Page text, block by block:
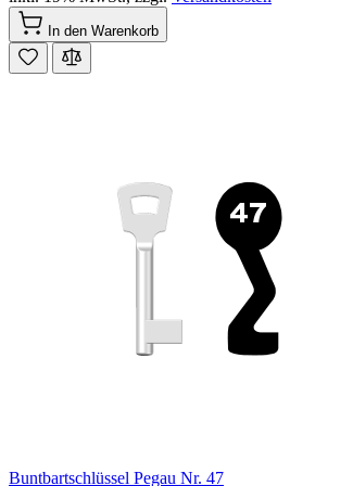
In den Warenkorb
Buntbartschlüssel Pegau Nr. 47